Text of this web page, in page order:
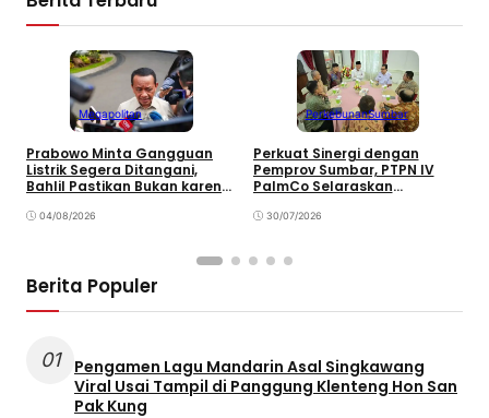
Megapolitan
Prabowo Minta Gangguan
Listrik Segera Ditangani,
Bahlil Pastikan Bukan karena
04/08/2026
PerkebunanSumbar
Perkuat Sinergi dengan
Pemprov Sumbar, PTPN IV
PalmCo Selaraskan
Pembangunan Daerah
30/07/2026
Berita Populer
01
Pengamen Lagu Mandarin Asal Singkawang
Viral Usai Tampil di Panggung Klenteng Hon San
Pak Kung